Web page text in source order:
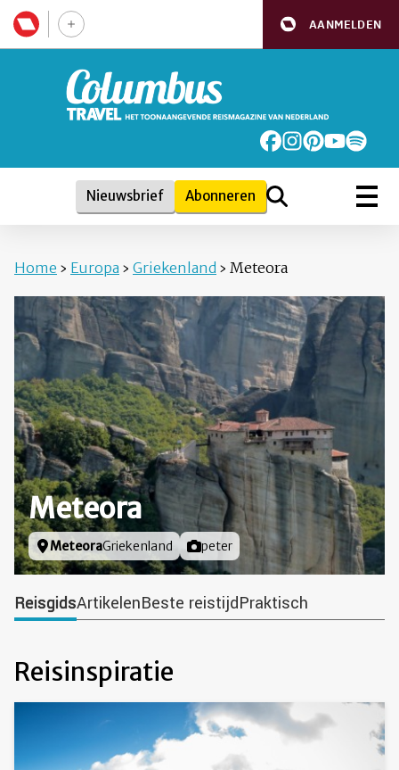
AANMELDEN
Nieuwsbrief Abonneren
Home › Europa › Griekenland › Meteora
Meteora
Locatie
MeteoraGriekenland Foto door
peter
ReisgidsArtikelenBeste reistijdPraktisch
Reisinspiratie